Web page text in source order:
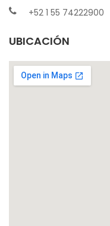
+52 1 55 74222900
UBICACIÓN